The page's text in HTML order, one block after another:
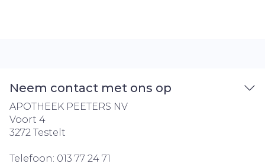
Neem contact met ons op
APOTHEEK PEETERS NV
Voort 4
3272 Testelt
Telefoon: 013 77 24 71